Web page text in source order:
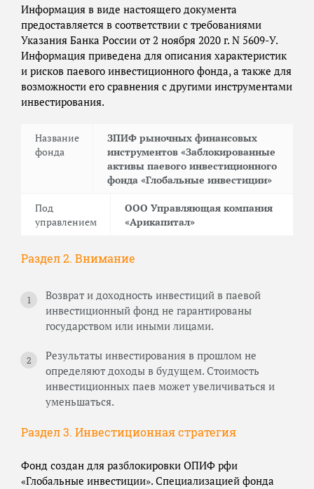
Информация в виде настоящего документа
предоставляется в соответствии с требованиями
Указания Банка России от 2 ноября 2020 г. N 5609-У.
Информация приведена для описания характеристик
и рисков паевого инвестиционного фонда, а также для
возможности его сравнения с другими инструментами
инвестирования.
Название
фонда
ЗПИФ рыночных финансовых
инструментов «Заблокированные
активы паевого инвестиционного
фонда «Глобальные инвестиции»
Под
управлением
ООО Управляющая компания
«Арикапитал»
Раздел 2. Внимание
Возврат и доходность инвестиций в паевой
инвестиционный фонд не гарантированы
государством или иными лицами.
Результаты инвестирования в прошлом не
определяют доходы в будущем. Стоимость
инвестиционных паев может увеличиваться и
уменьшаться.
Раздел 3. Инвестиционная стратегия
Фонд создан для разблокировки ОПИФ рфи
«Глобальные инвестиции». Специализацией фонда